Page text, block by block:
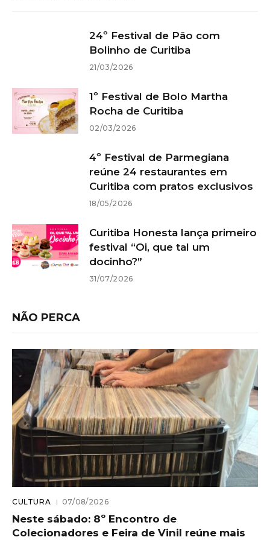
24º Festival de Pão com
Bolinho de Curitiba
21/03/2026
1º Festival de Bolo Martha
Rocha de Curitiba
02/03/2026
4º Festival de Parmegiana
reúne 24 restaurantes em
Curitiba com pratos exclusivos
18/05/2026
Curitiba Honesta lança primeiro
festival “Oi, que tal um
docinho?”
31/07/2026
NÃO PERCA
CULTURA 07/08/2026
Neste sábado: 8º Encontro de
Colecionadores e Feira de Vinil reúne mais